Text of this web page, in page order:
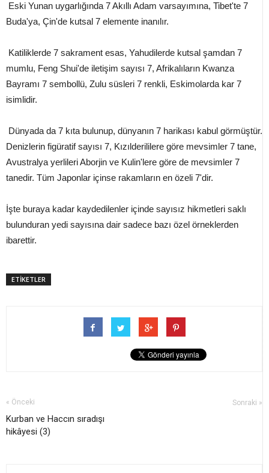
Eski Yunan uygarlığında 7 Akıllı Adam varsayımına, Tibet'te 7
Buda'ya, Çin'de kutsal 7 elemente inanılır.
Katiliklerde 7 sakrament esas, Yahudilerde kutsal şamdan 7
mumlu, Feng Shui'de iletişim sayısı 7, Afrikalıların Kwanza
Bayramı 7 sembollü, Zulu süsleri 7 renkli, Eskimolarda kar 7
isimlidir.
Dünyada da 7 kıta bulunup, dünyanın 7 harikası kabul görmüştür.
Denizlerin figüratif sayısı 7, Kızılderililere göre mevsimler 7 tane,
Avustralya yerlileri Aborjin ve Kulin'lere göre de mevsimler 7
tanedir. Tüm Japonlar içinse rakamların en özeli 7'dir.
İşte buraya kadar kaydedilenler içinde sayısız hikmetleri saklı
bulunduran yedi sayısına dair sadece bazı özel örneklerden
ibarettir.
ETİKETLER
« Önceki
Kurban ve Haccın sıradışı
hikâyesi (3)
Sonraki »